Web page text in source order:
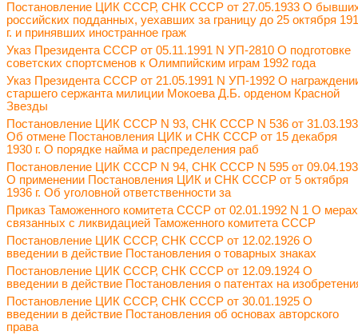
Постановление ЦИК СССР, СНК СССР от 27.05.1933 О
российских подданных, уехавших за границу до 25 октября
г. и принявших иностранное граж
Указ Президента СССР от 05.11.1991 N УП-2810 О подготовке
советских спортсменов к Олимпийским играм 1992 года
Указ Президента СССР от 21.05.1991 N УП-1992 О
старшего сержанта милиции Мокоева Д.Б. орденом Красной
Звезды
Постановление ЦИК СССР N 93, СНК СССР N 536 от
Об отмене Постановления ЦИК и СНК СССР от 15 декабря
1930 г. О порядке найма и распределения раб
Постановление ЦИК СССР N 94, СНК СССР N 595 от
О применении Постановления ЦИК и СНК СССР от 5 октября
1936 г. Об уголовной ответственности за
Приказ Таможенного комитета СССР от 02.01.1992 N 1 О
связанных с ликвидацией Таможенного комитета СССР
Постановление ЦИК СССР, СНК СССР от 12.02.1926 О
введении в действие Постановления о товарных знаках
Постановление ЦИК СССР, СНК СССР от 12.09.1924 О
введении в действие Постановления о патентах на
Постановление ЦИК СССР, СНК СССР от 30.01.1925 О
введении в действие Постановления об основах авторского
права